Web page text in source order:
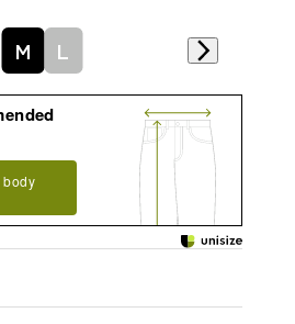
こちら
M L
body